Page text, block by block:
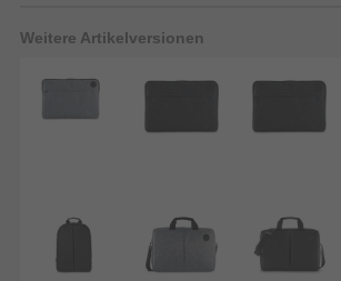
Weitere Artikelversionen